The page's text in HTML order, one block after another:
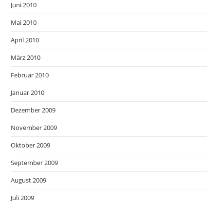
Juni 2010
Mai 2010
April 2010
März 2010
Februar 2010
Januar 2010
Dezember 2009
November 2009
Oktober 2009
September 2009
August 2009
Juli 2009